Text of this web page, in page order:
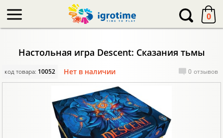
0
Настольная игра Descent: Сказания тьмы
код товара: 10052 Нет в наличии 0 отзывов